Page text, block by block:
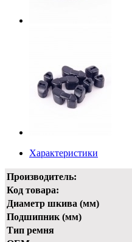
Характеристики
Производитель:
Код товара:
Диаметр шкива (мм)
Подшипник (мм)
Тип ремня